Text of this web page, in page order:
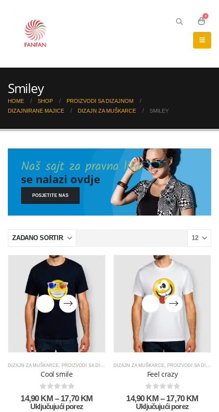
0
Smiley
HOME SHOP
PROIZVODI SA DIZAJNOM
DIZAJNIRANE MAJICE
DIZAJN ZA MUŠKARCE SMILEY
Naš sajt za pravna lica
se nalazi ovdje
POSJETITE NAS
DIZAJN ZA MUŠKARCE PROIZVODI SA DIZAJNOM ,SMILEY
Cool smile
0 out of 5
14,90 KM – 17,70 KM
Uključujući porez
DIZAJN ZA MUŠKARCE PROIZVODI SA DIZAJNOM
Feel crazy
0 out of 5
14,90 KM – 17,70 KM
Uključujući porez